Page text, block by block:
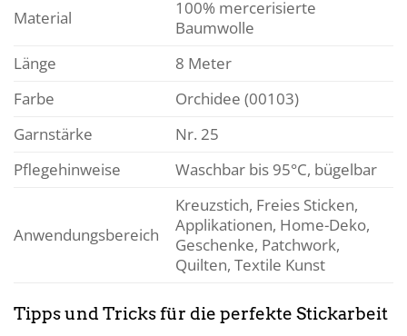
Material
100% mercerisierte
Baumwolle
Länge
8 Meter
Farbe
Orchidee (00103)
Garnstärke
Nr. 25
Pflegehinweise
Waschbar bis 95°C, bügelbar
Anwendungsbereich
Kreuzstich, Freies Sticken,
Applikationen, Home-Deko,
Geschenke, Patchwork,
Quilten, Textile Kunst
Tipps und Tricks für die perfekte Stickarbeit